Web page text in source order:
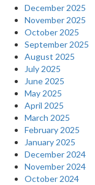
December 2025
November 2025
October 2025
September 2025
August 2025
July 2025
June 2025
May 2025
April 2025
March 2025
February 2025
January 2025
December 2024
November 2024
October 2024